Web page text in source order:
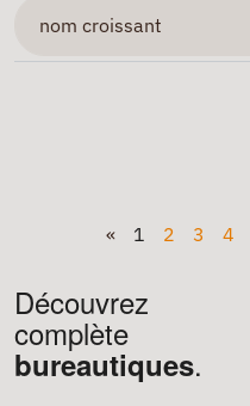
« 1 2 3 4
bureautiques.